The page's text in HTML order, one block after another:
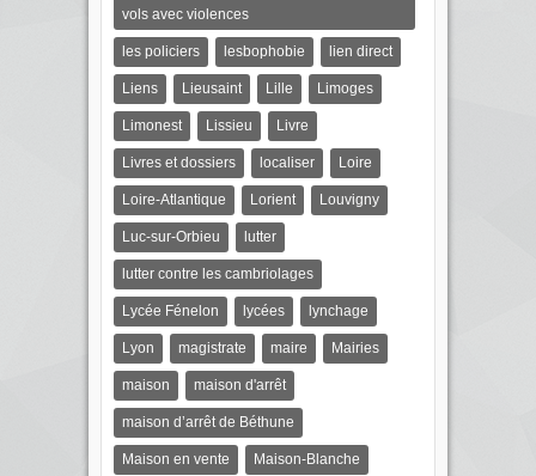
vols avec violences
les policiers lesbophobie lien direct
Liens Lieusaint Lille Limoges
Limonest Lissieu Livre
Livres et dossiers localiser Loire
Loire-Atlantique Lorient Louvigny
Luc-sur-Orbieu lutter
lutter contre les cambriolages
Lycée Fénelon lycées lynchage
Lyon magistrate maire Mairies
maison maison d'arrêt
maison d’arrêt de Béthune
Maison en vente Maison-Blanche